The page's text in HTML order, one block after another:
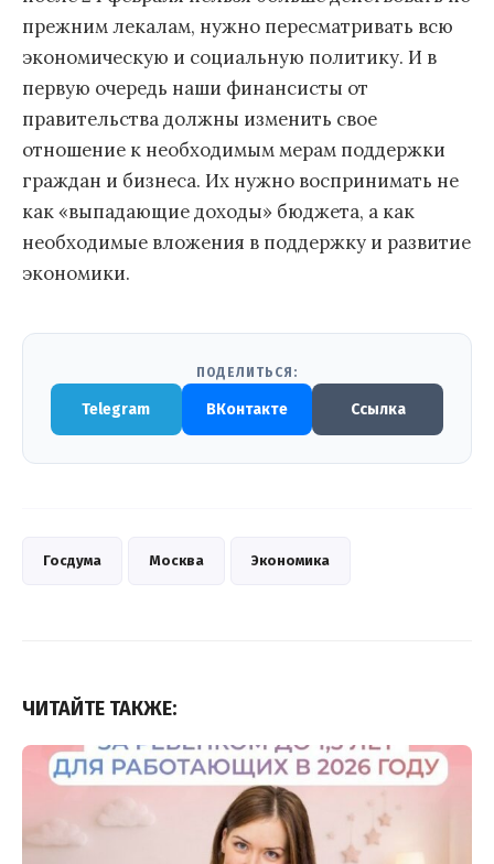
прежним лекалам, нужно пересматривать всю
экономическую и социальную политику. И в
первую очередь наши финансисты от
правительства должны изменить свое
отношение к необходимым мерам поддержки
граждан и бизнеса. Их нужно воспринимать не
как «выпадающие доходы» бюджета, а как
необходимые вложения в поддержку и развитие
экономики.
ПОДЕЛИТЬСЯ:
Telegram ВКонтакте Ссылка
Госдума Москва Экономика
ЧИТАЙТЕ ТАКЖЕ: